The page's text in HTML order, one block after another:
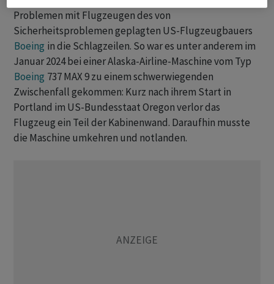
Problemen mit Flugzeugen des von
Sicherheitsproblemen geplagten US-Flugzeugbauers
Boeing in die Schlagzeilen. So war es unter anderem im
Januar 2024 bei einer Alaska-Airline-Maschine vom Typ
Boeing 737 MAX 9 zu einem schwerwiegenden
Zwischenfall gekommen: Kurz nach ihrem Start in
Portland im US-Bundesstaat Oregon verlor das
Flugzeug ein Teil der Kabinenwand. Daraufhin musste
die Maschine umkehren und notlanden.